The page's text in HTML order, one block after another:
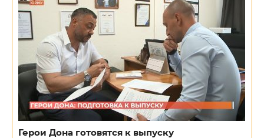
Герои Дона готовятся к выпуску